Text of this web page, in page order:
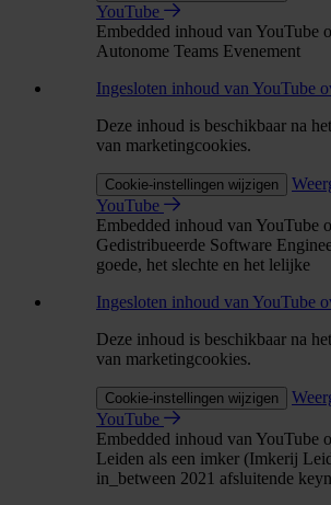
YouTube
Embedded inhoud van YouTube
Autonome Teams Evenement
Ingesloten inhoud van YouTube
Deze inhoud is beschikbaar na
van marketingcookies.
Cookie-instellingen wijzigen
YouTube
Embedded inhoud van YouTube
Gedistribueerde Software
goede, het slechte en het lelijke
Ingesloten inhoud van YouTube
Deze inhoud is beschikbaar na
van marketingcookies.
Cookie-instellingen wijzigen
YouTube
Embedded inhoud van YouTube
Leiden als een imker (Imkerij
in_between 2021 afsluitende